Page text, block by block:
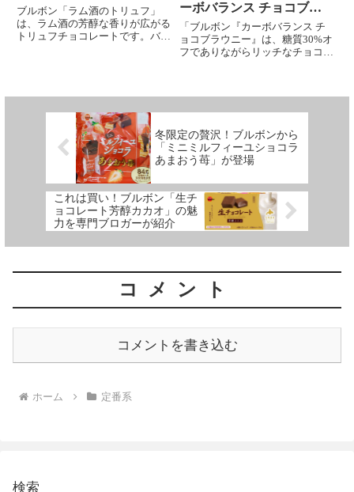
ブルボン「ラム酒のトリュフ」
は、ラム酒の芳醇な香りが広がる
トリュフチョコレートです。バタ
ーボバランス チョコブラ
ウニー」とは？
「ブルボン『カーボバランス チ
ョコブラウニー』は、糖質30%オ
フでありながらリッチなチョコレ
るこのチョコブラウニーの魅力を
詳しくご紹介
冬限定の贅沢！ブルボンから
「ミニミルフィーユショコラ
あまおう苺」が登場
これは買い！ブルボン「生チ
ョコレート芳醇カカオ」の魅
力を専門ブロガーが紹介
コメント
コメントを書き込む
ホーム 定番系
検索